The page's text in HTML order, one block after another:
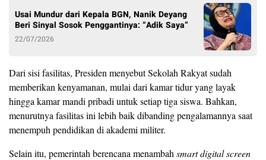
Usai Mundur dari Kepala BGN, Nanik Deyang
Beri Sinyal Sosok Penggantinya: “Adik Saya”
22/07/2026
Dari sisi fasilitas, Presiden menyebut Sekolah Rakyat sudah
memberikan kenyamanan, mulai dari kamar tidur yang layak
hingga kamar mandi pribadi untuk setiap tiga siswa. Bahkan,
menurutnya fasilitas ini lebih baik dibanding pengalamannya saat
menempuh pendidikan di akademi militer.
Selain itu, pemerintah berencana menambah smart digital screen